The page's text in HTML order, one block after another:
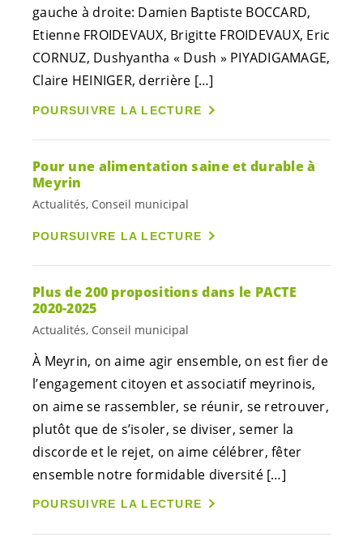
gauche à droite: Damien Baptiste BOCCARD,
Etienne FROIDEVAUX, Brigitte FROIDEVAUX, Eric
CORNUZ, Dushyantha « Dush » PIYADIGAMAGE,
Claire HEINIGER, derrière […]
POURSUIVRE LA LECTURE
Pour une alimentation saine et durable à
Meyrin
Actualités, Conseil municipal
POURSUIVRE LA LECTURE
Plus de 200 propositions dans le PACTE
2020-2025
Actualités, Conseil municipal
À Meyrin, on aime agir ensemble, on est fier de
l’engagement citoyen et associatif meyrinois,
on aime se rassembler, se réunir, se retrouver,
plutôt que de s’isoler, se diviser, semer la
discorde et le rejet, on aime célébrer, fêter
ensemble notre formidable diversité […]
POURSUIVRE LA LECTURE